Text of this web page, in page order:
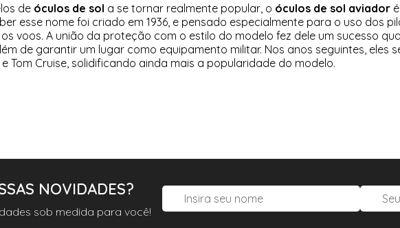
de óculos de sol a se tornar realmente popular, o óculos de sol aviador
esse nome foi criado em 1936, e pensado especialmente para o uso dos
voos. A união da proteção com o estilo do modelo fez dele um sucesso
de garantir um lugar como equipamento militar. Nos anos seguintes, eles
Tom Cruise, solidificando ainda mais a popularidade do modelo.
NOVIDADES?
sob medida para você!